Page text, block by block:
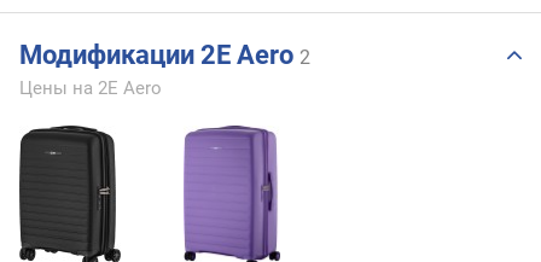
Модификации 2E Aero 2
Цены на 2E Aero